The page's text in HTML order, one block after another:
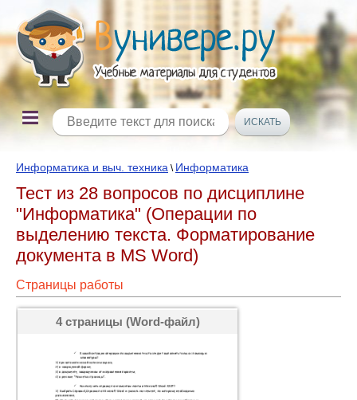
Информатика и выч. техника \ Информатика
Тест из 28 вопросов по дисциплине
"Информатика" (Операции по
выделению текста. Форматирование
документа в MS Word)
Страницы работы
4 страницы (Word-файл)